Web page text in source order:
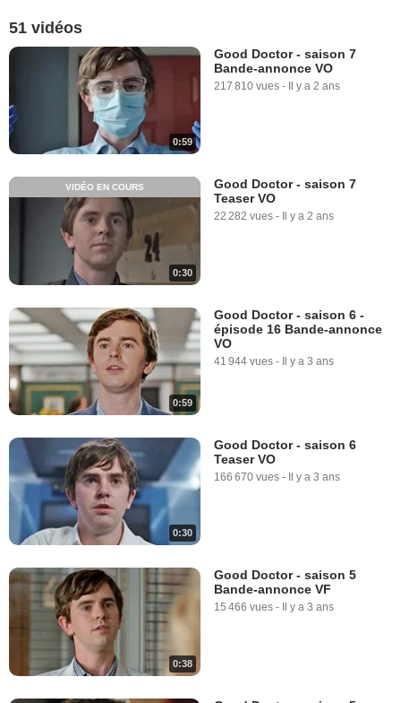
51 vidéos
0:59
Good Doctor - saison 7
Bande-annonce VO
217 810 vues - Il y a 2 ans
0:30
VIDÉO EN COURS
Good Doctor - saison 7
Teaser VO
22 282 vues - Il y a 2 ans
0:59
Good Doctor - saison 6 -
épisode 16 Bande-annonce
VO
41 944 vues - Il y a 3 ans
0:30
Good Doctor - saison 6
Teaser VO
166 670 vues - Il y a 3 ans
0:38
Good Doctor - saison 5
Bande-annonce VF
15 466 vues - Il y a 3 ans